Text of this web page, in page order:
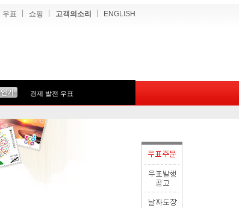
우표 쇼핑 고객의소리 ENGLISH
경제 발전 우표